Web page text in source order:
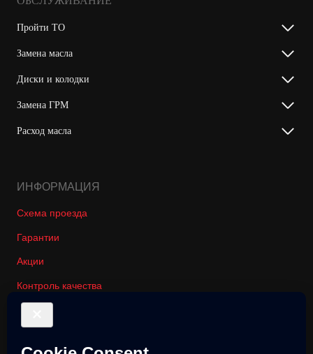
Пройти ТО
Замена масла
Диски и колодки
Замена ГРМ
Расход масла
ИНФОРМАЦИЯ
Схема проезда
Гарантии
Акции
Контроль качества